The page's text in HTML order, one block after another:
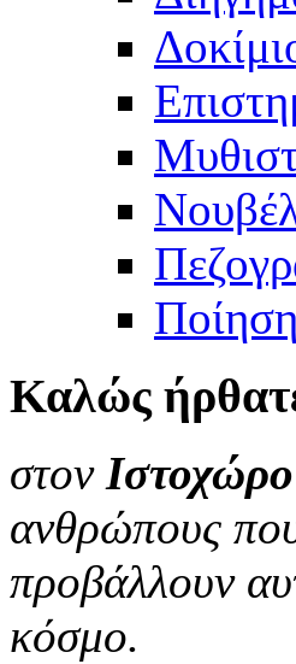
Ποίηση
Καλώς
στον
ανθρώπους
προβάλλουν
κόσμο.